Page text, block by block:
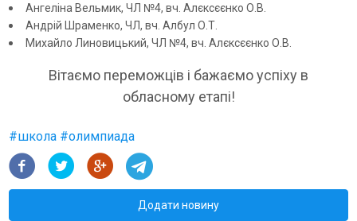
Ангеліна Вельмик, ЧЛ №4, вч. Алєксєєнко О.В.
Андрій Шраменко, ЧЛ, вч. Албул О.Т.
Михайло Линовицький, ЧЛ №4, вч. Алєксєєнко О.В.
Вітаємо переможців і бажаємо успіху в
обласному етапі!
#школа #олимпиада
Додати новину